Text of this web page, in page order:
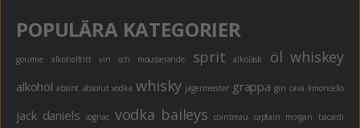
POPULÄRA KATEGORIER
gourme alkoholfritt vin och mousserande sprit alkoläsk öl whiskey
alkohol absint absolut vodka whisky jägermeister grappa gin cava limoncello
jack daniels cognac vodka baileys cointreau captain morgan bacardi